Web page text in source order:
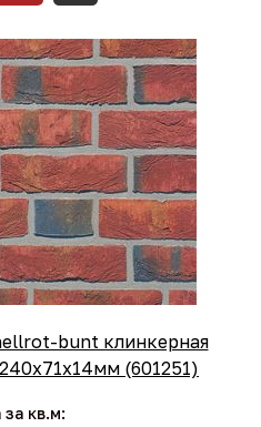
bunt клинкерная
(601251)
кв.м: